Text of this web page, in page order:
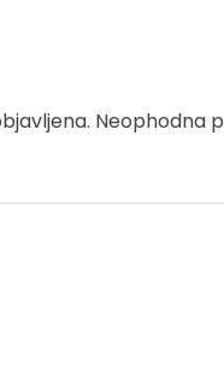
Neophodna